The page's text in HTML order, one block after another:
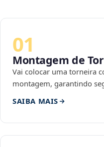
01
Montagem de
Vai colocar uma torneira
montagem, garantindo
SAIBA MAIS